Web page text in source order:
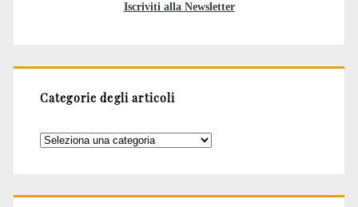
Iscriviti alla Newsletter
Categorie degli articoli
Categorie